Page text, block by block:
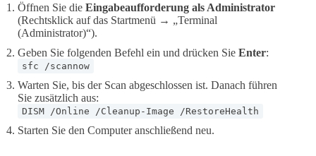
Öffnen Sie die Eingabeaufforderung als Administrator
(Rechtsklick auf das Startmenü → „Terminal
(Administrator)“).
Geben Sie folgenden Befehl ein und drücken Sie Enter:
sfc /scannow
Warten Sie, bis der Scan abgeschlossen ist. Danach führen
Sie zusätzlich aus:
DISM /Online /Cleanup-Image /RestoreHealth
Starten Sie den Computer anschließend neu.